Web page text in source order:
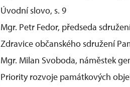
Úvodní slovo, s. 9
Mgr. Petr Fedor, předseda
Zdravice občanského sdružení
Mgr. Milan Svoboda, náměstek
Priority rozvoje památkových